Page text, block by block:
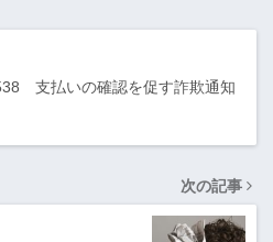
支払いの確認を促す詐欺通知
次の記事